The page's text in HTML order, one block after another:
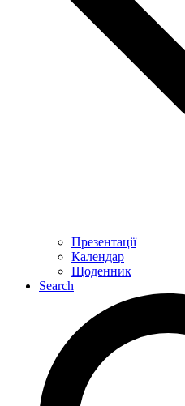
Презентації
Календар
Щоденник
Search